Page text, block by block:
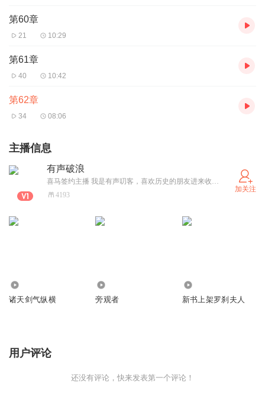
第60章
21 10:29
第61章
40 10:42
第62章
34 08:06
主播信息
有声破浪
喜马签约主播 我是有声叨客，喜欢历史的朋友进来收听点个关注吧
4193
加关注
诸天剑气纵横 旁观者 新书上架罗刹夫人
用户评论
还没有评论，快来发表第一个评论！